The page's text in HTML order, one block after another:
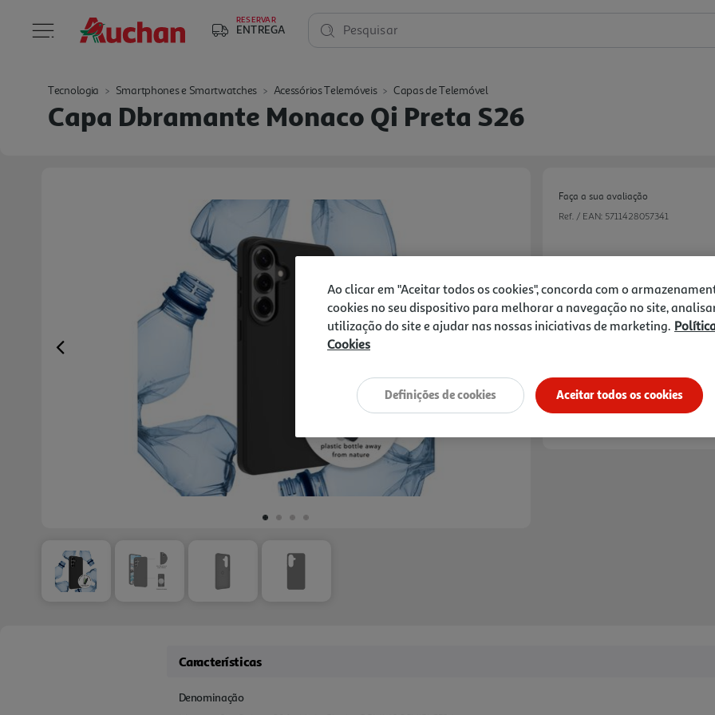
RESERVAR
ENTREGA Pesquisar
Tecnologia Smartphones e Smartwatches Acessórios Telemóveis Capas de Telemóvel
Capa Dbramante Monaco Qi Preta S26
Previous
Faça a sua avaliação
Ref. / EAN: 5711428057341
29,99 €
Características
Denominação
Ao clicar em "Aceitar todos os cookies", concorda com o
cookies no seu dispositivo para melhorar a navegação no site,
utilização do site e ajudar nas nossas iniciativas de marketing.
Cookies
Aceitar todos os cookies
Definições de cookies